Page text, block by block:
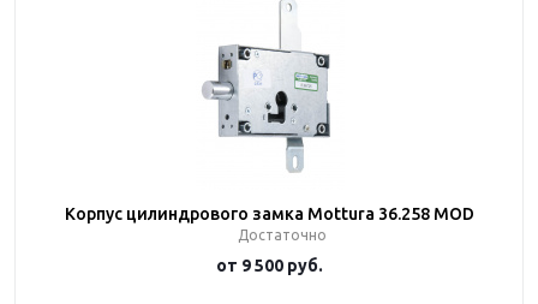
Корпус цилиндрового замка Mottura 36.258 MOD
Достаточно
от 9 500 руб.